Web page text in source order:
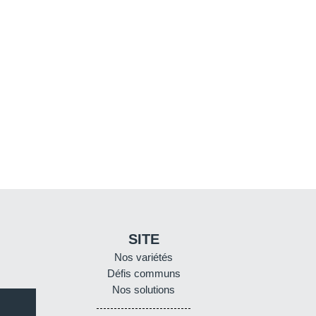
SITE
Nos variétés
Défis communs
Nos solutions